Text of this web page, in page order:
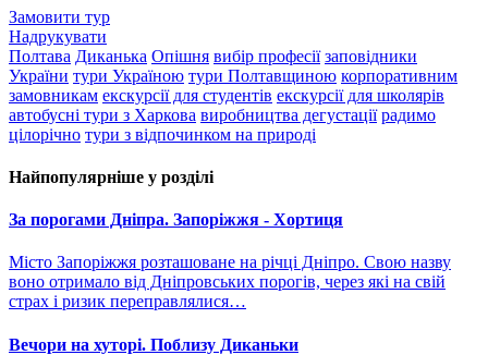
Замовити тур
Надрукувати
Полтава Диканька Опішня вибір професії заповідники
України тури Україною тури Полтавщиною корпоративним
замовникам екскурсії для студентів екскурсії для школярів
автобусні тури з Харкова виробництва дегустації радимо
цілорічно тури з відпочинком на природі
Найпопулярніше у розділі
За порогами Дніпра. Запоріжжя - Хортиця
Місто Запоріжжя розташоване на річці Дніпро. Свою назву
воно отримало від Дніпровських порогів, через які на свій
страх і ризик переправлялися…
Вечори на хуторі. Поблизу Диканьки